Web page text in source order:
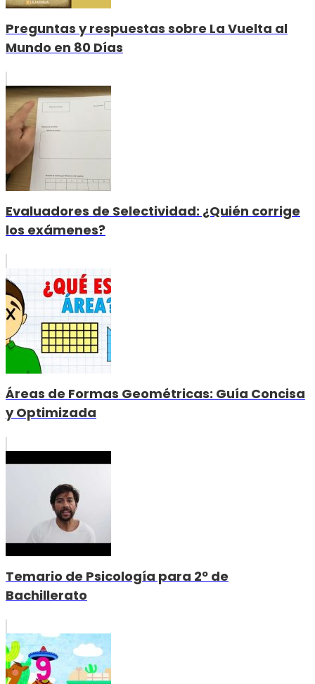
Preguntas y respuestas sobre La Vuelta al
Mundo en 80 Días
Evaluadores de Selectividad: ¿Quién corrige
los exámenes?
Áreas de Formas Geométricas: Guía Concisa
y Optimizada
Temario de Psicología para 2º de
Bachillerato